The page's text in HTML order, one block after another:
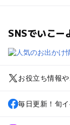
SNSでいこー
お役立ち情報
毎日更新！旬